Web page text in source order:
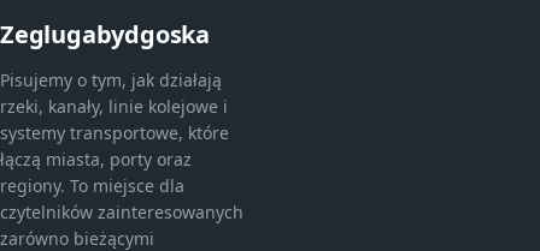
Zeglugabydgoska
Pisujemy o tym, jak działają
rzeki, kanały, linie kolejowe i
systemy transportowe, które
łączą miasta, porty oraz
regiony. To miejsce dla
czytelników zainteresowanych
zarówno bieżącymi